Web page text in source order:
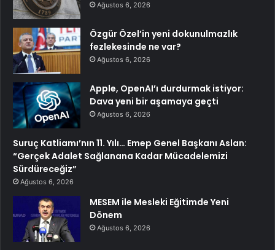
Ağustos 6, 2026
Özgür Özel’in yeni dokunulmazlık
fezlekesinde ne var?
Ağustos 6, 2026
Apple, OpenAI’ı durdurmak istiyor:
Dava yeni bir aşamaya geçti
Ağustos 6, 2026
Suruç Katliamı’nın 11. Yılı… Emep Genel Başkanı Aslan:
“Gerçek Adalet Sağlanana Kadar Mücadelemizi
Sürdüreceğiz”
Ağustos 6, 2026
MESEM ile Mesleki Eğitimde Yeni
Dönem
Ağustos 6, 2026